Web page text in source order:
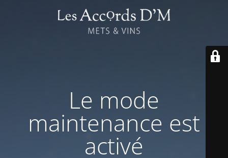
Le mode
maintenance est
activé